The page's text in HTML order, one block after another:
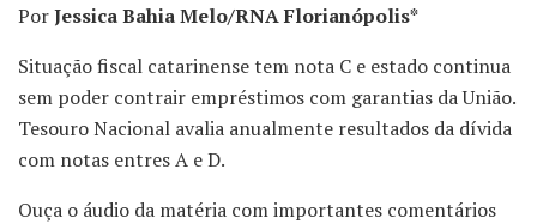
PorJessica Bahia Melo/RNA Florianópolis*
Situação fiscal catarinense tem nota C e estado continua
sem poder contrair empréstimos com garantias da União.
Tesouro Nacional avalia anualmente resultados da dívida
com notas entres A e D.
Ouça o áudio da matéria com importantes comentários